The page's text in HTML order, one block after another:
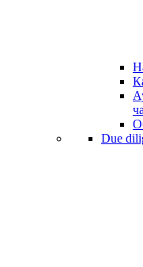
Due